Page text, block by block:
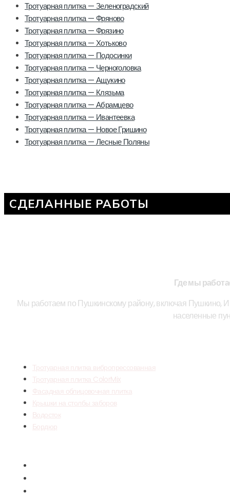
Тротуарная плитка — Зеленоградский
Тротуарная плитка — Фряново
Тротуарная плитка — Фрязино
Тротуарная плитка — Хотьково
Тротуарная плитка — Подосинки
Тротуарная плитка — Черноголовка
Тротуарная плитка — Ащукино
Тротуарная плитка — Клязьма
Тротуарная плитка — Абрамцево
Тротуарная плитка — Ивантеевка
Тротуарная плитка — Новое Гришино
Тротуарная плитка — Лесные Поляны
СДЕЛАННЫЕ РАБОТЫ
Где мы
Мы работаем по Пушкинскому району, включая Пушкино,
населенные
Тротуарная плитка вибропрессованная
Тротуарная плитка ColorMix
Фасадная облицовочная плитка
Крышки на столбы заборов
Водосток
Бордюр